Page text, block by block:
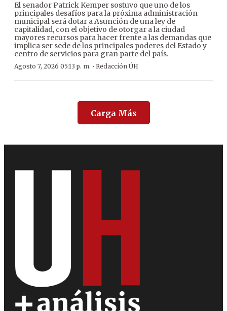
El senador Patrick Kemper sostuvo que uno de los
principales desafíos para la próxima administración
municipal será dotar a Asunción de una ley de
capitalidad, con el objetivo de otorgar a la ciudad
mayores recursos para hacer frente a las demandas que
implica ser sede de los principales poderes del Estado y
centro de servicios para gran parte del país.
Agosto 7, 2026 05:13 p. m. · Redacción ÚH
Carga Más